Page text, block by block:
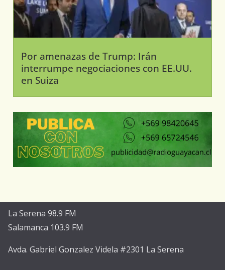
Por amenazas de Trump: Irán
interrumpe negociaciones con EE.UU.
en Suiza
La Serena 98.9 FM
Salamanca 103.9 FM
Avda. Gabriel Gonzalez Videla #2301 La Serena